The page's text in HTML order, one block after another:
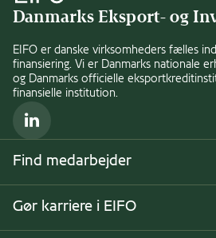
Danmarks Eksport- og
EIFO er danske virksomheders fælles
finansiering. Vi er Danmarks nationale
og Danmarks officielle
finansielle institution.
LinkedIn
Find medarbejder
Gør karriere i EIFO